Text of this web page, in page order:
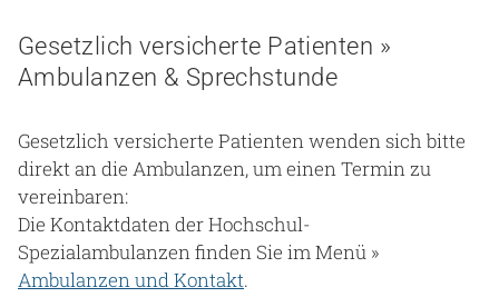
Gesetzlich versicherte Patienten »
Ambulanzen & Sprechstunde
Gesetzlich versicherte Patienten wenden sich bitte
direkt an die Ambulanzen, um einen Termin zu
vereinbaren:
Die Kontaktdaten der Hochschul-
Spezialambulanzen finden Sie im Menü »
Ambulanzen und Kontakt.